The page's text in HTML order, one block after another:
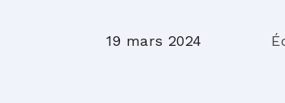
19 mars 2024